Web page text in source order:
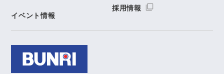
イベント情報
採用情報